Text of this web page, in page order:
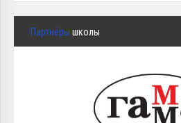
Партнёры школы